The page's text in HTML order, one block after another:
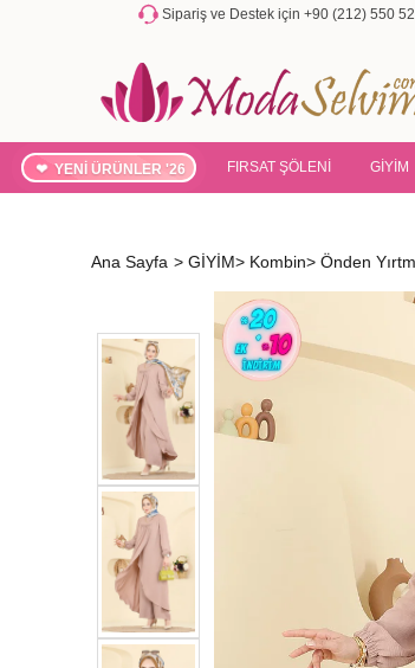
Sipariş ve Destek için +90 (212) 550
YENİ ÜRÜNLER '26 FIRSAT ŞÖLENİ GİYİM
Ana Sayfa > GİYİM> Kombin> Önden